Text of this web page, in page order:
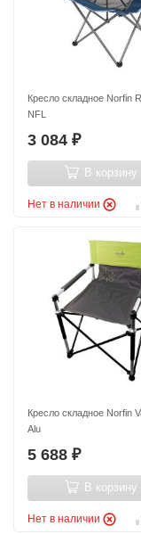
Кресло складное Norfin
NFL
3 084 ₽
В корзину
Нет в наличии
Кресло складное Norfin
Alu
5 688 ₽
В корзину
Нет в наличии